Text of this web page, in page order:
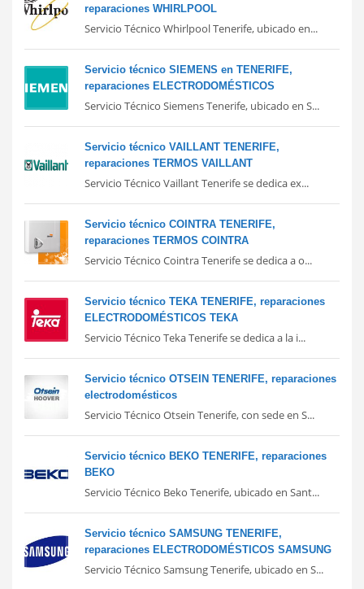
reparaciones WHIRLPOOL
Servicio Técnico Whirlpool Tenerife, ubicado en...
Servicio técnico SIEMENS en TENERIFE,
reparaciones ELECTRODOMÉSTICOS
Servicio Técnico Siemens Tenerife, ubicado en S...
Servicio técnico VAILLANT TENERIFE,
reparaciones TERMOS VAILLANT
Servicio Técnico Vaillant Tenerife se dedica ex...
Servicio técnico COINTRA TENERIFE,
reparaciones TERMOS COINTRA
Servicio Técnico Cointra Tenerife se dedica a o...
Servicio técnico TEKA TENERIFE, reparaciones
ELECTRODOMÉSTICOS TEKA
Servicio Técnico Teka Tenerife se dedica a la i...
Servicio técnico OTSEIN TENERIFE, reparaciones
electrodomésticos
Servicio Técnico Otsein Tenerife, con sede en S...
Servicio técnico BEKO TENERIFE, reparaciones
BEKO
Servicio Técnico Beko Tenerife, ubicado en Sant...
Servicio técnico SAMSUNG TENERIFE,
reparaciones ELECTRODOMÉSTICOS SAMSUNG
Servicio Técnico Samsung Tenerife, ubicado en S...